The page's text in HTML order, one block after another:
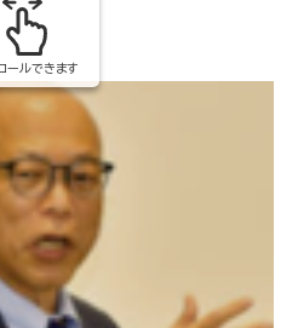
ールできます